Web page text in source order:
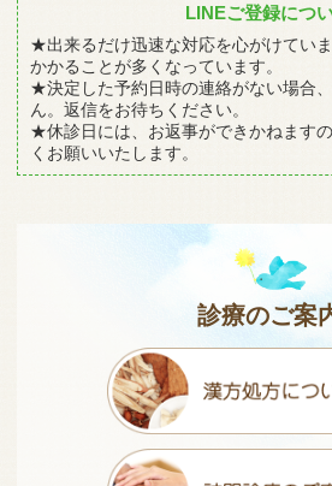
LINEご登録につ
★出来るだけ迅速な対応を心がけてい
かかることが多くなっています。
★決定した予約日時の連絡がない場合
ん。返信をお待ちください。
★休診日には、お返事ができかねます
くお願いいたします。
診療のご案